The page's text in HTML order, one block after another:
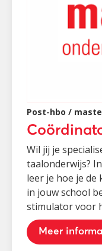
Post-hbo /
Wil jij je
taalonderwijs?
leer je hoe je
in jouw school
stimulator voor
Meer